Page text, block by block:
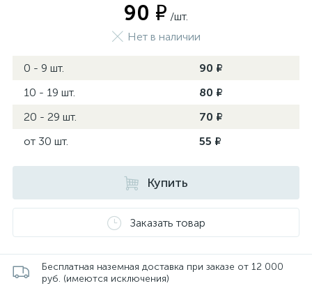
90 ₽ /шт.
Нет в наличии
0 - 9 шт.
90 ₽
10 - 19 шт.
80 ₽
20 - 29 шт.
70 ₽
от 30 шт.
55 ₽
Купить
Заказать товар
Бесплатная наземная доставка при заказе от 12 000
руб. (имеются исключения)